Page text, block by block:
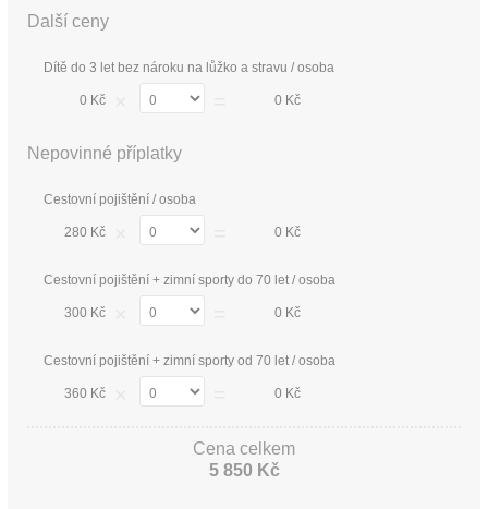
Další ceny
Dítě do 3 let bez nároku na lůžko a stravu / osoba
0 Kč 0 Kč
Nepovinné příplatky
Cestovní pojištění / osoba
280 Kč 0 Kč
Cestovní pojištění + zimní sporty do 70 let / osoba
300 Kč 0 Kč
Cestovní pojištění + zimní sporty od 70 let / osoba
360 Kč 0 Kč
Cena celkem
5 850 Kč